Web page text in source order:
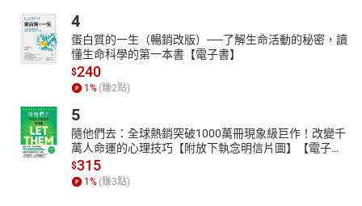
4
蛋白質的一生（暢銷改版）──了解生命活動的秘密，讀
懂生命科學的第一本書【電子書】
$240
1 % (賺2點)
5
隨他們去：全球熱銷突破1000萬冊現象級巨作！改變千
萬人命運的心理技巧【附放下執念明信片圖】【電子
書】
$315
1 % (賺3點)